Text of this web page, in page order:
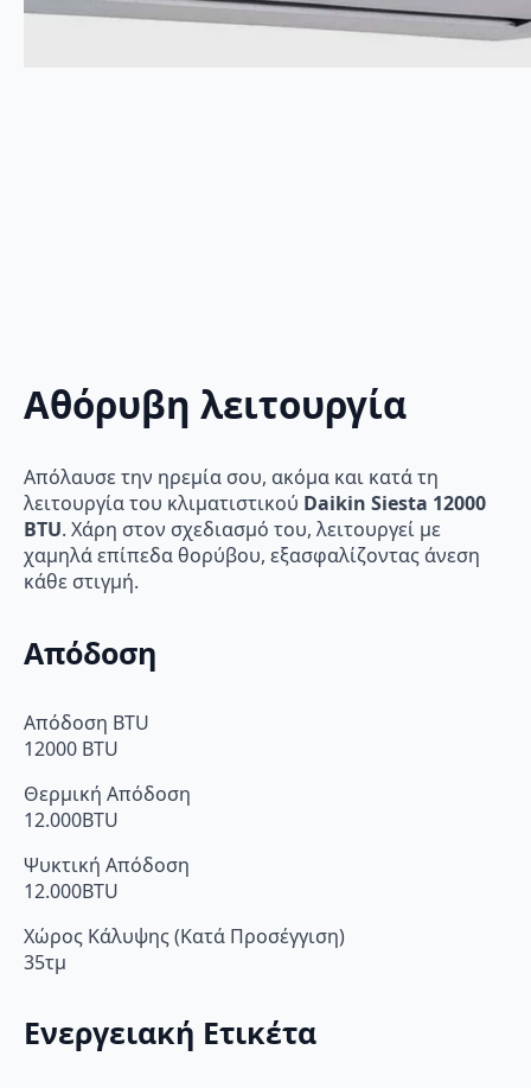
Αθόρυβη λειτουργία
Απόλαυσε την ηρεμία σου, ακόμα και κατά τη
λειτουργία του κλιματιστικού Daikin Siesta 12000
BTU. Χάρη στον σχεδιασμό του, λειτουργεί με
χαμηλά επίπεδα θορύβου, εξασφαλίζοντας άνεση
κάθε στιγμή.
Απόδοση
Απόδοση BTU
12000 BTU
Θερμική Απόδοση
12.000BTU
Ψυκτική Απόδοση
12.000BTU
Χώρος Κάλυψης (Κατά Προσέγγιση)
35τμ
Ενεργειακή Ετικέτα